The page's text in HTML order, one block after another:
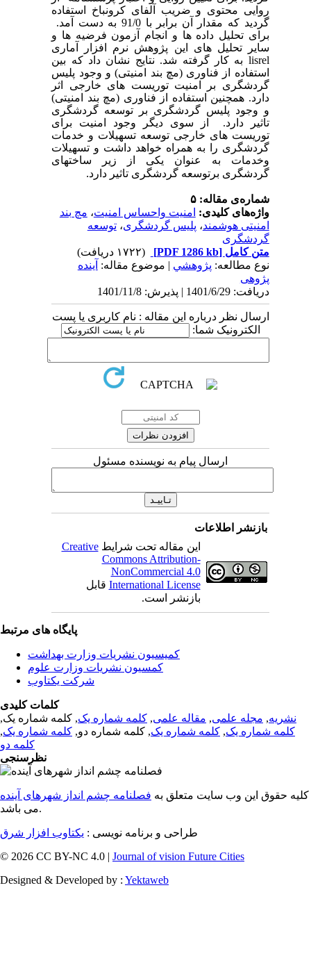
روایی محتوی و ضریب آلفای کرونباخ استفاده
گردید که مقدار آن برابر با 91/0 به دست آمد.
برای تحلیل داده ها و انجام آزمون فرضیه ها و
سایر تحلیل های این پژوهش نرم افزار آماری
lisrel به کار گرفته شد. نتایج نشان داد که بین
استفاده از فناوری (مچ بند امنیتی) و وجود پلیس
گردشگری بر امنیت توریست های خارجی اثر
دارد. همچنین استفاده از فناوری (مچ بند امنیتی)
و وجود پلیس گردشگری بر توسعه گردشگری
تاثیر دارد. از سوی دیگر وجود امنیت برای
توریست های خارجی توسعه تسهیلات و خدمات
گردشگری را به همراه خواهد داشت و تسهیلات
وخدمات به عنوان یکی از زیر ساختهای
گردشگری برتوسعه گردشگری تاثیر دارد.
شماره‌ی مقاله: ۵
واژه‌های کلیدی: امنیت واحساس امنیت، مچ بند
امنیتی هوشمند، پلیس گردشگری،توسعه
گردشگری
متن کامل [PDF 1286 kb]
(۱۷۲۲ دریافت)
نوع مطالعه: پژوهشي | موضوع مقاله: آینده
پژوهی
دریافت: 1401/6/29 | پذیرش: 1401/11/8
ارسال نظر درباره این مقاله : نام کاربری یا پست
الکترونیک شما:
ارسال پیام به نویسنده مسئول
بازنشر اطلاعات
این مقاله تحت شرایطCreative
Commons Attribution-
NonCommercial 4.0
International License قابل
بازنشر است.
پایگاه های مرتبط
کمیسیون نشریات وزارت بهداشت
کمسیون نشریات وزارت علوم
شرکت یکتاوب
کلمات کلیدی
نشریه, مجله علمی, مقاله علمی, کلمه شماره یک, کلمه شماره یک,
کلمه شماره یک, کلمه شماره یک, کلمه شماره دو, کلمه شماره یک,
کلمه دو
نظرسنجی
کلیه حقوق این وب سایت متعلق به فصلنامه چشم انداز شهرهای آینده
می باشد.
طراحی و برنامه نویسی : یکتاوب افزار شرق
© 2026 CC BY-NC 4.0 | Journal of vision Future Cities
Designed & Developed by : Yektaweb